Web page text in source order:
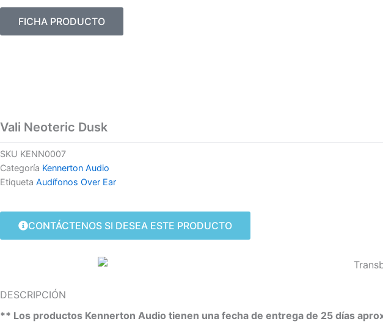
FICHA PRODUCTO
Vali Neoteric Dusk
SKU KENN0007
Categoría Kennerton Audio
Etiqueta Audífonos Over Ear
CONTÁCTENOS SI DESEA ESTE PRODUCTO
DESCRIPCIÓN
** Los productos Kennerton Audio tienen una fecha de entrega de 25 días